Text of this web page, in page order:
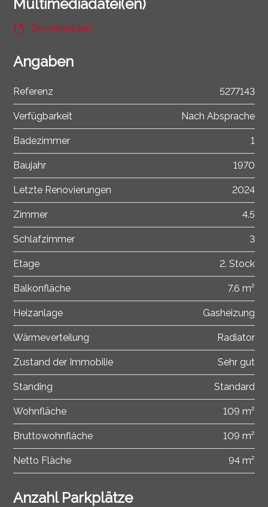
Multimediadatei(en)
Grundrissplan
Angaben
Referenz 5277143
Verfügbarkeit Nach Absprache
Badezimmer 1
Baujahr 1970
Letzte Renovierungen 2024
Zimmer 4.5
Schlafzimmer 3
Etage 2. Stock
Balkonfläche 7.6 m²
Heizanlage Gasheizung
Wärmeverteilung Radiator
Zustand der Immobilie Sehr gut
Standing Standard
Wohnfläche 109 m²
Bruttowohnfläche 109 m²
Netto Fläche 94 m²
Anzahl Parkplätze